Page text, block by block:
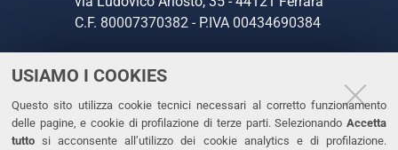
USIAMO I COOKIES
Questo sito utilizza cookie tecnici necessari al corretto funzionamento
delle pagine, e cookie di profilazione di terze parti. Selezionando Accetta
tutto si acconsente all’utilizzo dei cookie analytics e di profilazione.
C.F. 80007370382 - P.IVA 00434690384
CONTATTI
Tel. +39 0532 293111
Fax. +39 0532 293031